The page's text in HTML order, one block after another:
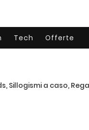
Tech Offerte
Sillogismi a caso,